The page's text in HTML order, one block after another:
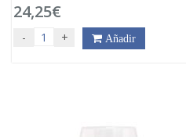
24,25€
- + Añadir